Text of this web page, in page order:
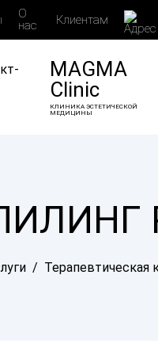
О
нас
Клиентам
MAGMA
Clinic
КЛИНИКА ЭСТЕТИЧЕСКОЙ
МЕДИЦИНЫ
/ Терапевтическая